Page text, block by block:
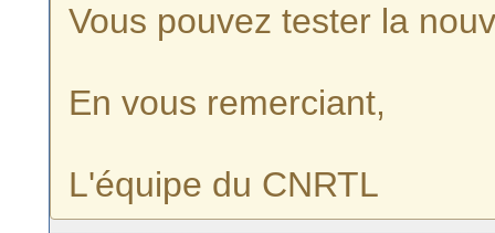
Vous pouvez tester la
En vous remerciant,
L'équipe du CNRTL